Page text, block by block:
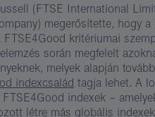
(FTSE International
megerősítette, hogy a
FTSE4Good kritériumai
során megfelelt
melyek alapján
indexcsalád​ tagja lehet. A
indexek –
létre más globális